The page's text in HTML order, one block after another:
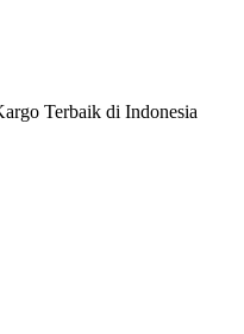
Terbaik di Indonesia